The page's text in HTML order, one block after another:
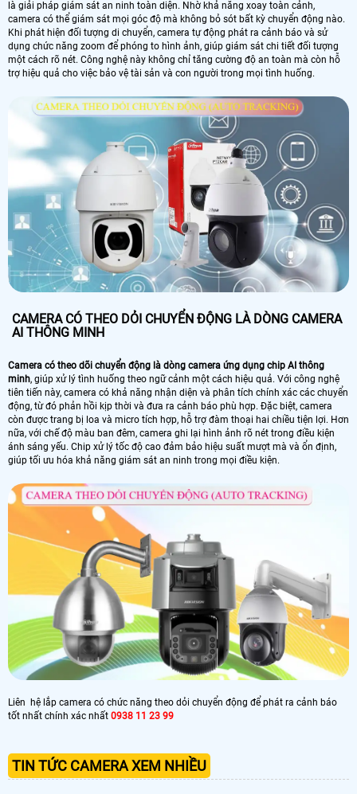
là giải pháp giám sát an ninh toàn diện. Nhờ khả năng xoay toàn cảnh,
camera có thể giám sát mọi góc độ mà không bỏ sót bất kỳ chuyển động nào.
Khi phát hiện đối tượng di chuyển, camera tự động phát ra cảnh báo và sử
dụng chức năng zoom để phóng to hình ảnh, giúp giám sát chi tiết đối tượng
một cách rõ nét. Công nghệ này không chỉ tăng cường độ an toàn mà còn hỗ
trợ hiệu quả cho việc bảo vệ tài sản và con người trong mọi tình huống.
CAMERA CÓ THEO DỎI CHUYỂN ĐỘNG LÀ DÒNG CAMERA
AI THÔNG MINH
Camera có theo dõi chuyển động là dòng camera ứng dụng chip AI thông
minh, giúp xử lý tình huống theo ngữ cảnh một cách hiệu quả. Với công nghệ
tiên tiến này, camera có khả năng nhận diện và phân tích chính xác các chuyển
động, từ đó phản hồi kịp thời và đưa ra cảnh báo phù hợp. Đặc biệt, camera
còn được trang bị loa và micro tích hợp, hỗ trợ đàm thoại hai chiều tiện lợi. Hơn
nữa, với chế độ màu ban đêm, camera ghi lại hình ảnh rõ nét trong điều kiện
ánh sáng yếu. Chip xử lý tốc độ cao đảm bảo hiệu suất mượt mà và ổn định,
giúp tối ưu hóa khả năng giám sát an ninh trong mọi điều kiện.
Liên hệ lắp camera có chức năng theo dỏi chuyển động để phát ra cảnh báo
tốt nhất chính xác nhất 0938 11 23 99
TIN TỨC CAMERA XEM NHIỀU